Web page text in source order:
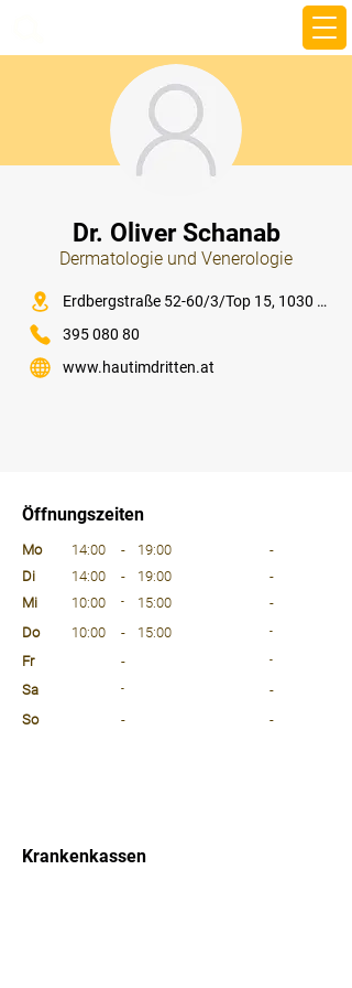
Dr. Oliver Schanab
Dermatologie und Venerologie
Erdbergstraße 52-60/3/Top 15, 1030 Wien
395 080 80
www.hautimdritten.at
Öffnungszeiten
Mo
14:00 - 19:00
-
Di
14:00 - 19:00
-
Mi
10:00 - 15:00
-
Do
10:00 - 15:00 -
Fr - -
Sa -
-
So
-
-
Krankenkassen